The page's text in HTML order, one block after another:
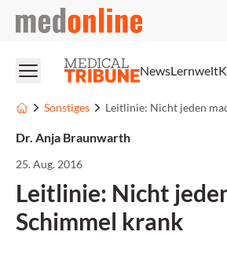
medonline
NewsLernwelt
Sonstiges Leitlinie: Nicht jeden
Dr. Anja Braunwarth
25. Aug. 2016
Leitlinie: Nicht
Schimmel krank